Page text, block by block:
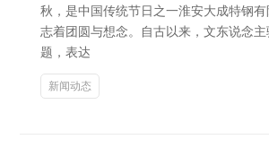
秋，是中国传统节日之一淮安大成特钢
志着团圆与想念。自古以来，文东说念
题，表达
新闻动态